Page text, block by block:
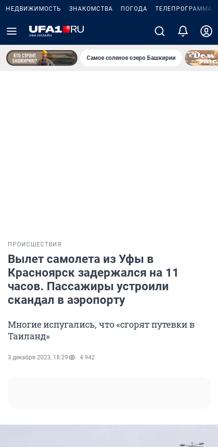
НЕДВИЖИМОСТЬ ЗНАКОМСТВА ПОГОДА ТЕЛЕПРОГРАММА
Самое соленое озеро Башкирии
ПРОИСШЕСТВИЯ
Вылет самолета из Уфы в
Красноярск задержался на 11
часов. Пассажиры устроили
скандал в аэропорту
Многие испугались, что «сгорят путевки в
Таиланд»
3 декабря 2023, 18:29 4 942